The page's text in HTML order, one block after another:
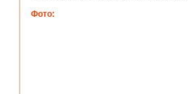
Фото: